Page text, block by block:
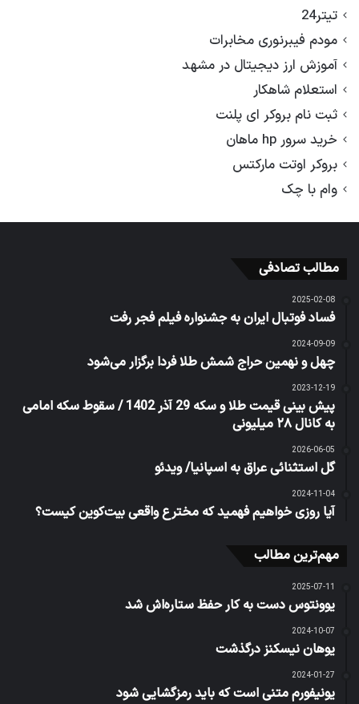
تیتر24
مودم فیبرنوری مخابرات
آموزش ارز دیجیتال در مشهد
استعلام شاهکار
ثبت نام بروکر ای پلنت
خرید سرور hp ماهان
بروکر اوتت مارکتس
وام با چک
مطالب تصادفی
2025-02-08
فساد فوتبال ایران به جشنواره فیلم فجر رفت
2024-09-09
چهل و نهمین حراج شمش طلا فردا برگزار می‌شود
2023-12-19
پیش بینی قیمت طلا و سکه 29 آذر 1402 / سقوط سکه امامی
به کانال ۲۸ میلیونی
2026-06-05
گل استثنائی عراق به اسپانیا/ ویدئو
2024-11-04
آیا روزی خواهیم فهمید که مخترع واقعی بیت‌کوین کیست؟
مهم‌ترین مطالب
2025-07-11
یوونتوس دست به کار حفظ ستاره‌اش شد
2024-10-07
یوهان نیسکنز درگذشت
2024-01-27
یونیفورم متنی است که باید رمزگشایی شود